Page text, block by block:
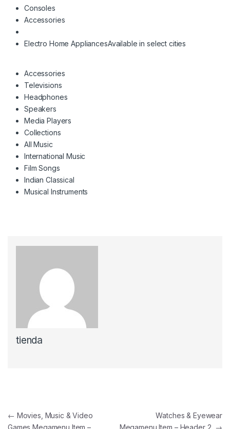
Consoles
Accessories
Electro Home AppliancesAvailable in select cities
Accessories
Televisions
Headphones
Speakers
Media Players
Collections
All Music
International Music
Film Songs
Indian Classical
Musical Instruments
tienda
Navegación de entradas
← Movies, Music & Video
Games Megamenu Item –
Watches & Eyewear
Megamenu Item – Header 2 →